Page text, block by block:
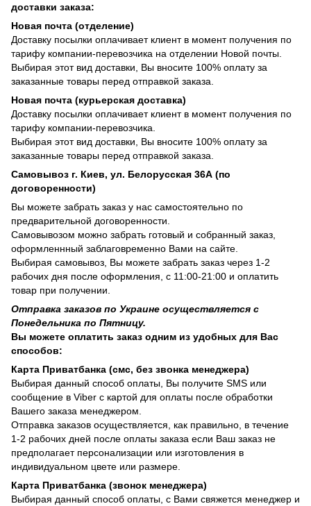
доставки заказа:
Новая почта (отделение)
Доставку посылки оплачивает клиент в момент получения по
тарифу компании-перевозчика на отделении Новой почты.
Выбирая этот вид доставки, Вы вносите 100% оплату за
заказанные товары перед отправкой заказа.
Новая почта (курьерская доставка)
Доставку посылки оплачивает клиент в момент получения по
тарифу компании-перевозчика.
Выбирая этот вид доставки, Вы вносите 100% оплату за
заказанные товары перед отправкой заказа.
Самовывоз г. Киев, ул. Белорусская 36А (по
договоренности)
Вы можете забрать заказ у нас самостоятельно по
предварительной договоренности.
Самовывозом можно забрать готовый и собранный заказ,
оформленнный заблаговременно Вами на сайте.
Выбирая самовывоз, Вы можете забрать заказ через 1-2
рабочих дня после оформления, с 11:00-21:00 и оплатить
товар при получении.
Отправка заказов по Украине осуществляется с
Понедельника по Пятницу.
Вы можете оплатить заказ одним из удобных для Вас
способов:
Карта Приватбанка (смс, без звонка менеджера)
Выбирая данный способ оплаты, Вы получите SMS или
сообщение в Viber с картой для оплаты после обработки
Вашего заказа менеджером.
Отправка заказов осуществляется, как правильно, в течение
1-2 рабочих дней после оплаты заказа если Ваш заказ не
предполагает персонализации или изготовления в
индивидуальном цвете или размере.
Карта Приватбанка (звонок менеджера)
Выбирая данный способ оплаты, с Вами свяжется менеджер и